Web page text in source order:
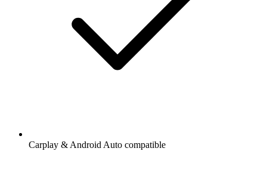
Carplay & Android Auto compatible